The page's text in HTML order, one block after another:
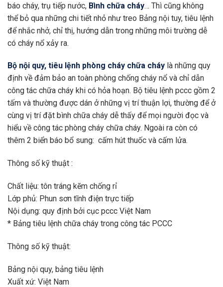
báo cháy, trụ tiếp nước, Bình chữa cháy… Thì cũng không
thể bỏ qua những chi tiết nhỏ như treo Bảng nội tuy, tiêu lệnh
để nhắc nhở, chỉ thị, hướng dẫn trong những môi trường dễ
có cháy nổ xảy ra.
Bộ nội quy, tiêu lệnh phòng cháy chữa cháy là những quy
định về đảm bảo an toàn phòng chống cháy nổ và chỉ dẫn
công tác chữa cháy khi có hỏa hoạn. Bộ tiêu lệnh pccc gồm 2
tấm và thường được dán ở những vị trí thuận lợi, thường để ở
cùng vị trí đặt bình chữa cháy dễ thấy để mọi người đọc và
hiểu về công tác phòng cháy chữa cháy. Ngoài ra còn có
thêm 2 biển báo bổ sung: cấm hút thuốc và cấm lửa.
Thông số kỹ thuật :
Chất liệu: tôn tráng kẽm chống rỉ
Lớp phủ: Phun sơn tĩnh điện trực tiếp
Nội dụng: quy định bởi cục pccc Việt Nam
* Bảng tiêu lệnh chữa cháy trong công tác PCCC
Thông số kỹ thuật:
Bảng nội quy, bảng tiêu lệnh
Xuất xứ: Việt Nam